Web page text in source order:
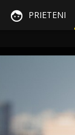
 PRIETENI